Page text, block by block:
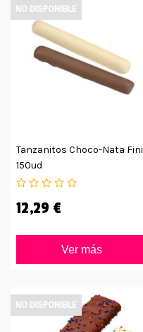
Tanzanitos Choco-Nata Fini
150ud
12,29 €
Ver más
NO DISPONIBLE
NO DISPONIBLE